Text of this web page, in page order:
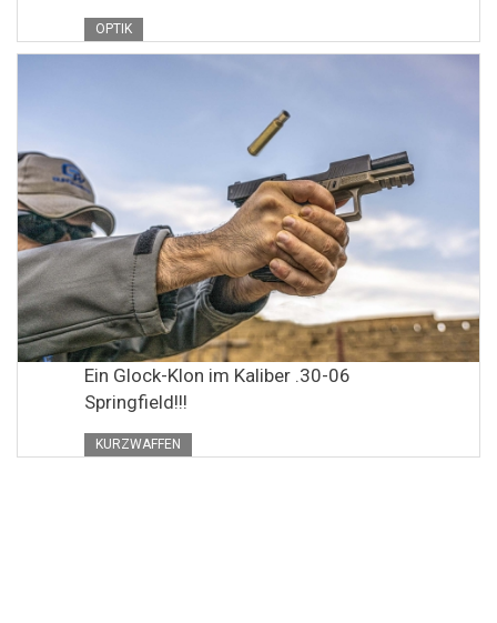
OPTIK
Ein Glock-Klon im Kaliber .30-06
Springfield!!!
KURZWAFFEN